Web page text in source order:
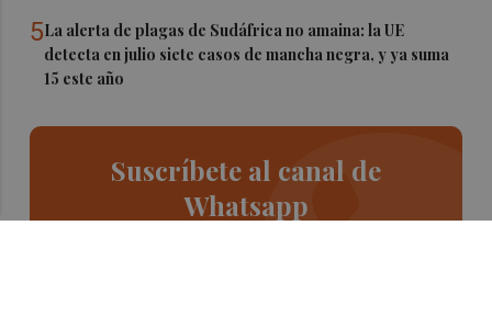
5La alerta de plagas de Sudáfrica no amaina: la UE
detecta en julio siete casos de mancha negra, y ya suma
15 este año
Suscríbete al canal de
Whatsapp